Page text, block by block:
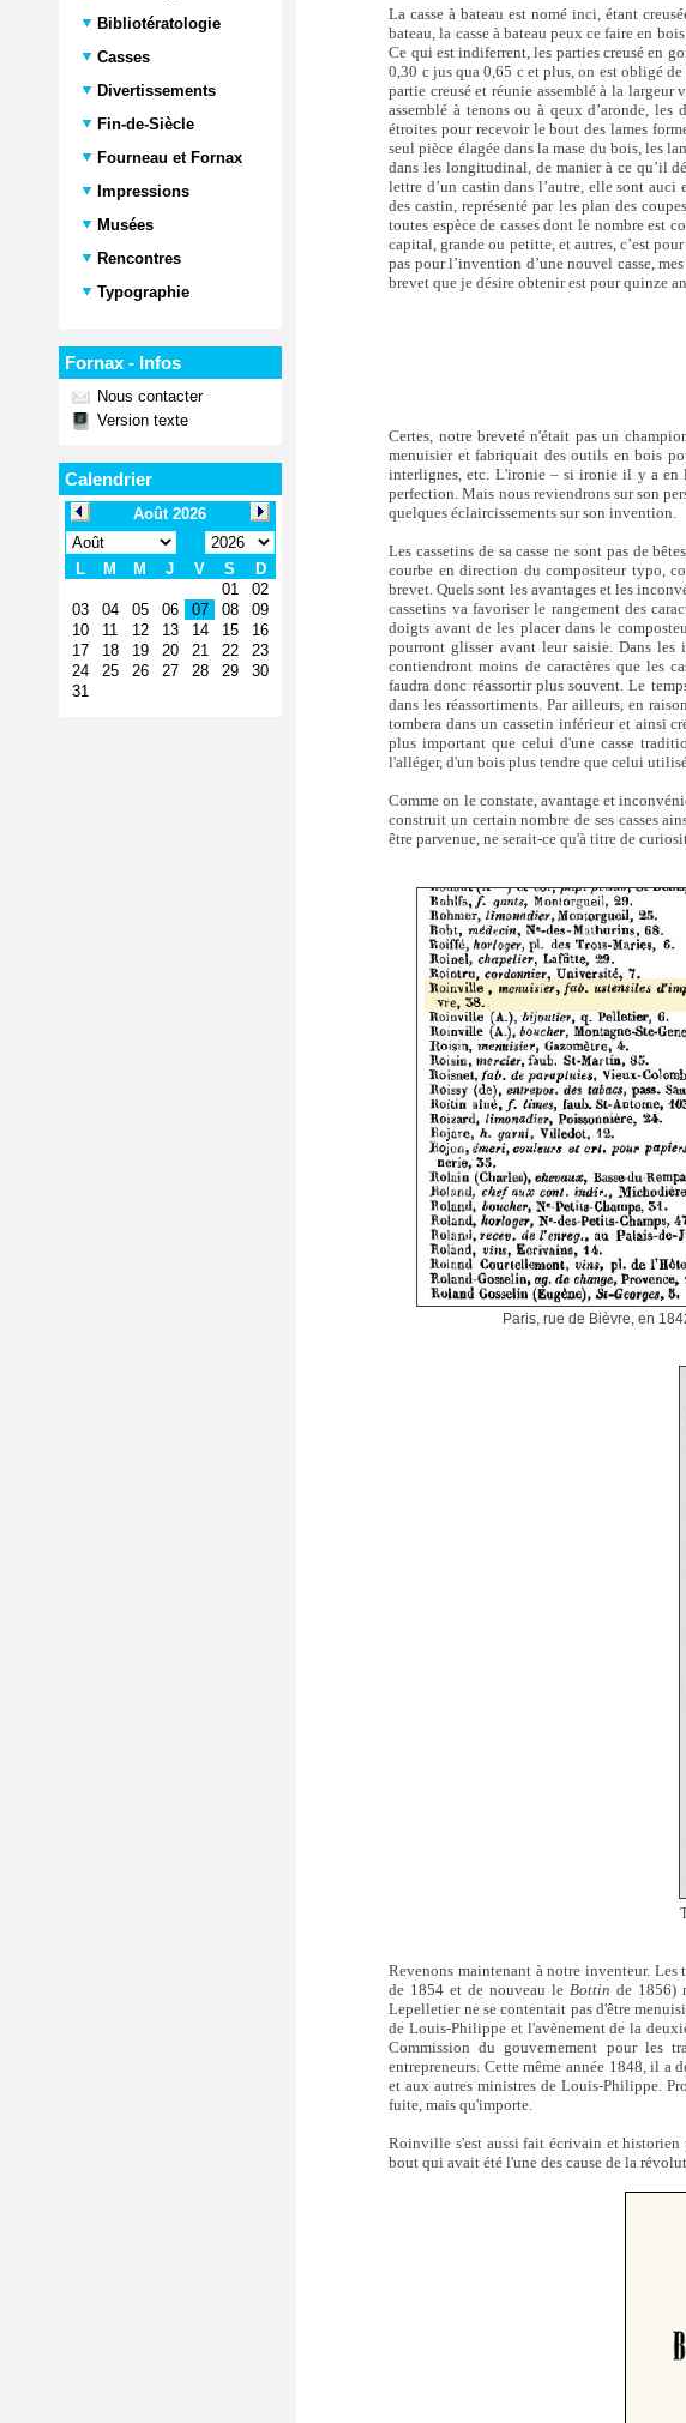
Bibliotératologie
Casses
Divertissements
Fin-de-Siècle
Fourneau et Fornax
Impressions
Musées
Rencontres
Typographie
Fornax - Infos
Nous contacter
Version texte
Calendrier
La casse à bateau est nomé inci, étant
bateau, la casse à bateau peux ce faire en
Ce qui est indiferrent, les parties creusé en
0,30 c jus qua 0,65 c et plus, on est obligé
partie creusé et réunie assemblé à la
assemblé à tenons ou à qeux d’aronde,
étroites pour recevoir le bout des lames
seul pièce élagée dans la mase du bois, les
dans les longitudinal, de manier à ce qu’il
lettre d’un castin dans l’autre, elle sont
des castin, représenté par les plan des
toutes espèce de casses dont le nombre est
capital, grande ou petitte, et autres, c’est
pas pour l’invention d’une nouvel casse,
brevet que je désire obtenir est pour quinze
Certes, notre breveté n'était pas un
menuisier et fabriquait des outils en bois
interlignes, etc. L'ironie – si ironie il y a en
perfection. Mais nous reviendrons sur son
quelques éclaircissements sur son invention.
Les cassetins de sa casse ne sont pas de
courbe en direction du compositeur typo,
brevet. Quels sont les avantages et les
cassetins va favoriser le rangement des
doigts avant de les placer dans le
pourront glisser avant leur saisie. Dans les
contiendront moins de caractères que les
faudra donc réassortir plus souvent. Le
dans les réassortiments. Par ailleurs, en
tombera dans un cassetin inférieur et ainsi
plus important que celui d'une casse
l'alléger, d'un bois plus tendre que celui
Comme on le constate, avantage et
construit un certain nombre de ses casses
être parvenue, ne serait-ce qu'à titre de
Paris, rue de Bièvre, en
Revenons maintenant à notre inventeur. Les
de 1854 et de nouveau le Bottin de 1856)
Lepelletier ne se contentait pas d'être
de Louis-Philippe et l'avènement de la
Commission du gouvernement pour les
entrepreneurs. Cette même année 1848, il a
et aux autres ministres de Louis-Philippe.
fuite, mais qu'importe.
Roinville s'est aussi fait écrivain et
bout qui avait été l'une des cause de la